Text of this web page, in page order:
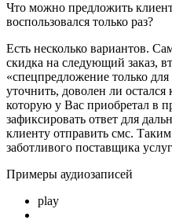
Что можно предложить
воспользовался только раз?
Есть несколько вариантов.
скидка на следующий заказ,
«спецпредложение только
уточнить, доволен ли
которую у Вас приобретал в
зафиксировать ответ для
клиенту отправить смс.
заботливого поставщика
Примеры аудиозаписей
play